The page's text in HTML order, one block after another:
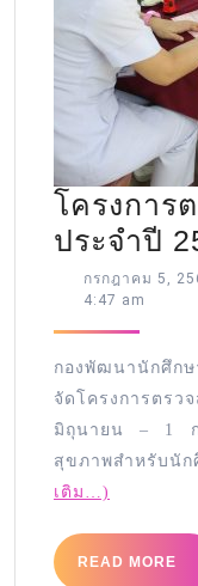
โครงการ
ประจำปี
กรกฎาคม 5,
4:47 am
กองพัฒนานักศึก
จัดโครงการตร
มิถุนายน – 1 ก
สุขภาพสำหรับ
เติม…)
READ MORE